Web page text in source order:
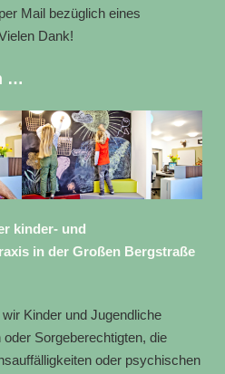
Mail bezüglich eines
Dank!
…
kinder- und
in der Großen Bergstraße
Kinder und Jugendliche
Sorgeberechtigten, die
oder psychischen